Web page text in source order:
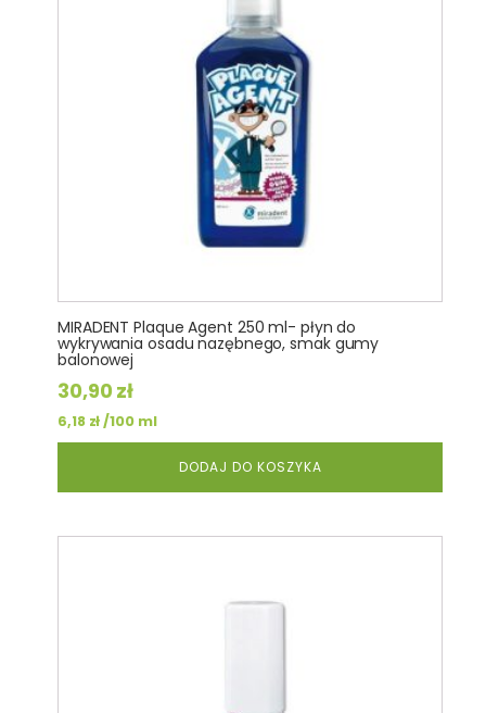
MIRADENT Plaque Agent 250 ml- płyn do
wykrywania osadu nazębnego, smak gumy
balonowej
30,90 zł
6,18 zł/100 ml
DODAJ DO KOSZYKA